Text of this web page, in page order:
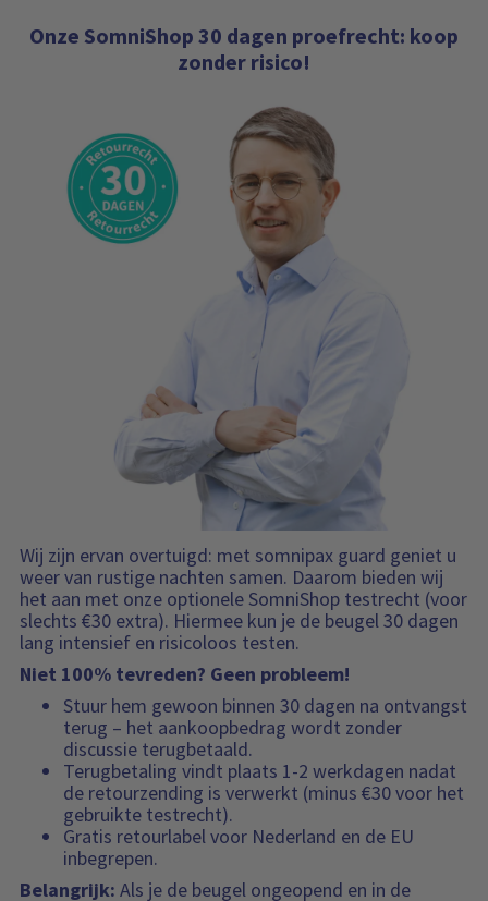
Wij zijn ervan overtuigd: met somnipax guard geniet u
weer van rustige nachten samen. Daarom bieden wij
het aan met onze optionele SomniShop testrecht (voor
slechts €30 extra). Hiermee kun je de beugel 30 dagen
lang intensief en risicoloos testen.
Niet 100% tevreden? Geen probleem!
Stuur hem gewoon binnen 30 dagen na ontvangst
terug – het aankoopbedrag wordt zonder
discussie terugbetaald.
Terugbetaling vindt plaats 1-2 werkdagen nadat
de retourzending is verwerkt (minus €30 voor het
gebruikte testrecht).
Gratis retourlabel voor Nederland en de EU
inbegrepen.
Belangrijk: Als je de beugel ongeopend en in de
Onze SomniShop 30 dagen proefrecht: koop
zonder risico!